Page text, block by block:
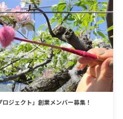
ジェクト」創業メンバー募集！